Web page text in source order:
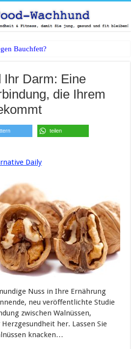
Bauchfett?
Ihr Darm: Eine
die Ihrem
teilen
Daily
Nuss in Ihre Ernährung
neu veröffentlichte Studie
zwischen Walnüssen,
her. Lassen Sie
knacken…